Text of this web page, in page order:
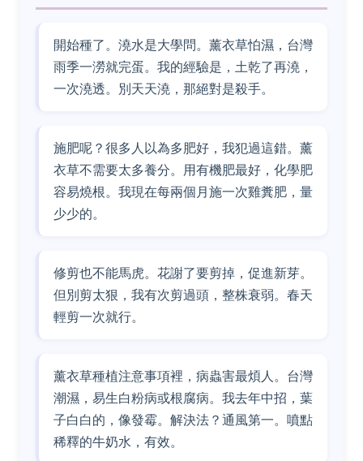
開始種了。澆水是大學問。薰衣草怕濕，台灣
雨季一澇就完蛋。我的經驗是，土乾了再澆，
一次澆透。別天天澆，那絕對是殺手。
施肥呢？很多人以為多肥好，我犯過這錯。薰
衣草不需要太多養分。用有機肥最好，化學肥
容易燒根。我現在每兩個月施一次雞糞肥，量
少少的。
修剪也不能馬虎。花謝了要剪掉，促進新芽。
但別剪太狠，我有次剪過頭，整株衰弱。春天
輕剪一次就行。
薰衣草種植注意事項裡，病蟲害最煩人。台灣
潮濕，易生白粉病或根腐病。我去年中招，葉
子白白的，像發霉。解決法？通風第一。噴點
稀釋的牛奶水，有效。